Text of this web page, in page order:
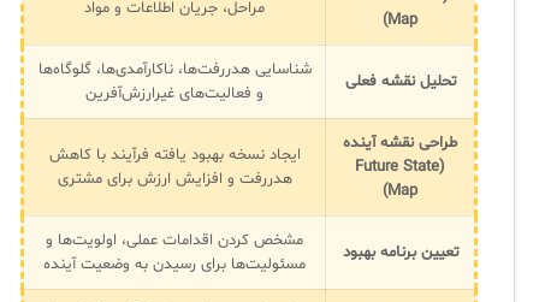
Map)
مراحل، جریان اطلاعات و مواد
تحلیل نقشه فعلی
شناسایی هدررفت‌ها، ناکارآمدی‌ها، گلوگاه‌ها
و فعالیت‌های غیرارزش‌آفرین
طراحی نقشه آینده
(Future State
Map)
ایجاد نسخه بهبود یافته فرآیند با کاهش
هدررفت و افزایش ارزش برای مشتری
تعیین برنامه بهبود
مشخص کردن اقدامات عملی، اولویت‌ها و
مسئولیت‌ها برای رسیدن به وضعیت آینده